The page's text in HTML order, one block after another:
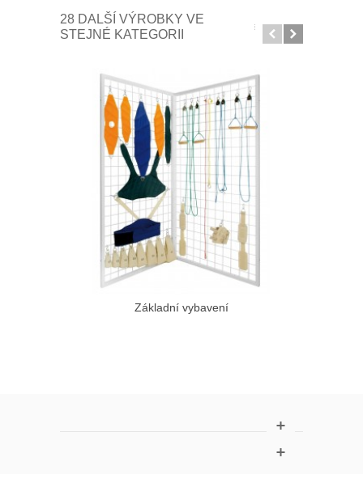
28 DALŠÍ VÝROBKY VE
STEJNÉ KATEGORII
Základní vybavení